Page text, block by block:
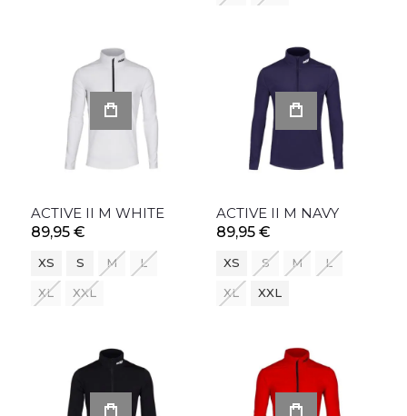
ACTIVE II M WHITE
89,95 €
XS S M L
XL XXL
ACTIVE II M NAVY
89,95 €
XS S M L
XL XXL